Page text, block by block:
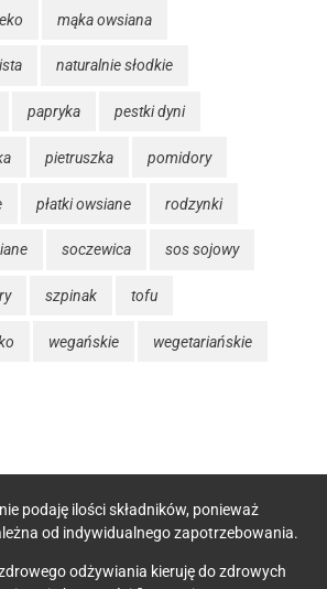
mąka owsiana
naturalnie słodkie
papryka pestki dyni
pietruszka pomidory
płatki owsiane rodzynki
soczewica sos sojowy
szpinak tofu
wegańskie wegetariańskie
podaję ilości składników, ponieważ
od indywidualnego zapotrzebowania.
odżywiania kieruję do zdrowych